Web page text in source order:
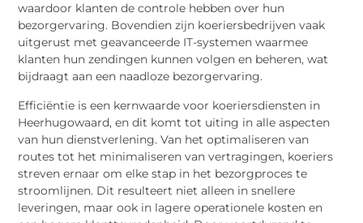
waardoor klanten de controle hebben over hun
bezorgervaring. Bovendien zijn koeriersbedrijven vaak
uitgerust met geavanceerde IT-systemen waarmee
klanten hun zendingen kunnen volgen en beheren, wat
bijdraagt aan een naadloze bezorgervaring.
Efficiëntie is een kernwaarde voor koeriersdiensten in
Heerhugowaard, en dit komt tot uiting in alle aspecten
van hun dienstverlening. Van het optimaliseren van
routes tot het minimaliseren van vertragingen, koeriers
streven ernaar om elke stap in het bezorgproces te
stroomlijnen. Dit resulteert niet alleen in snellere
leveringen, maar ook in lagere operationele kosten en